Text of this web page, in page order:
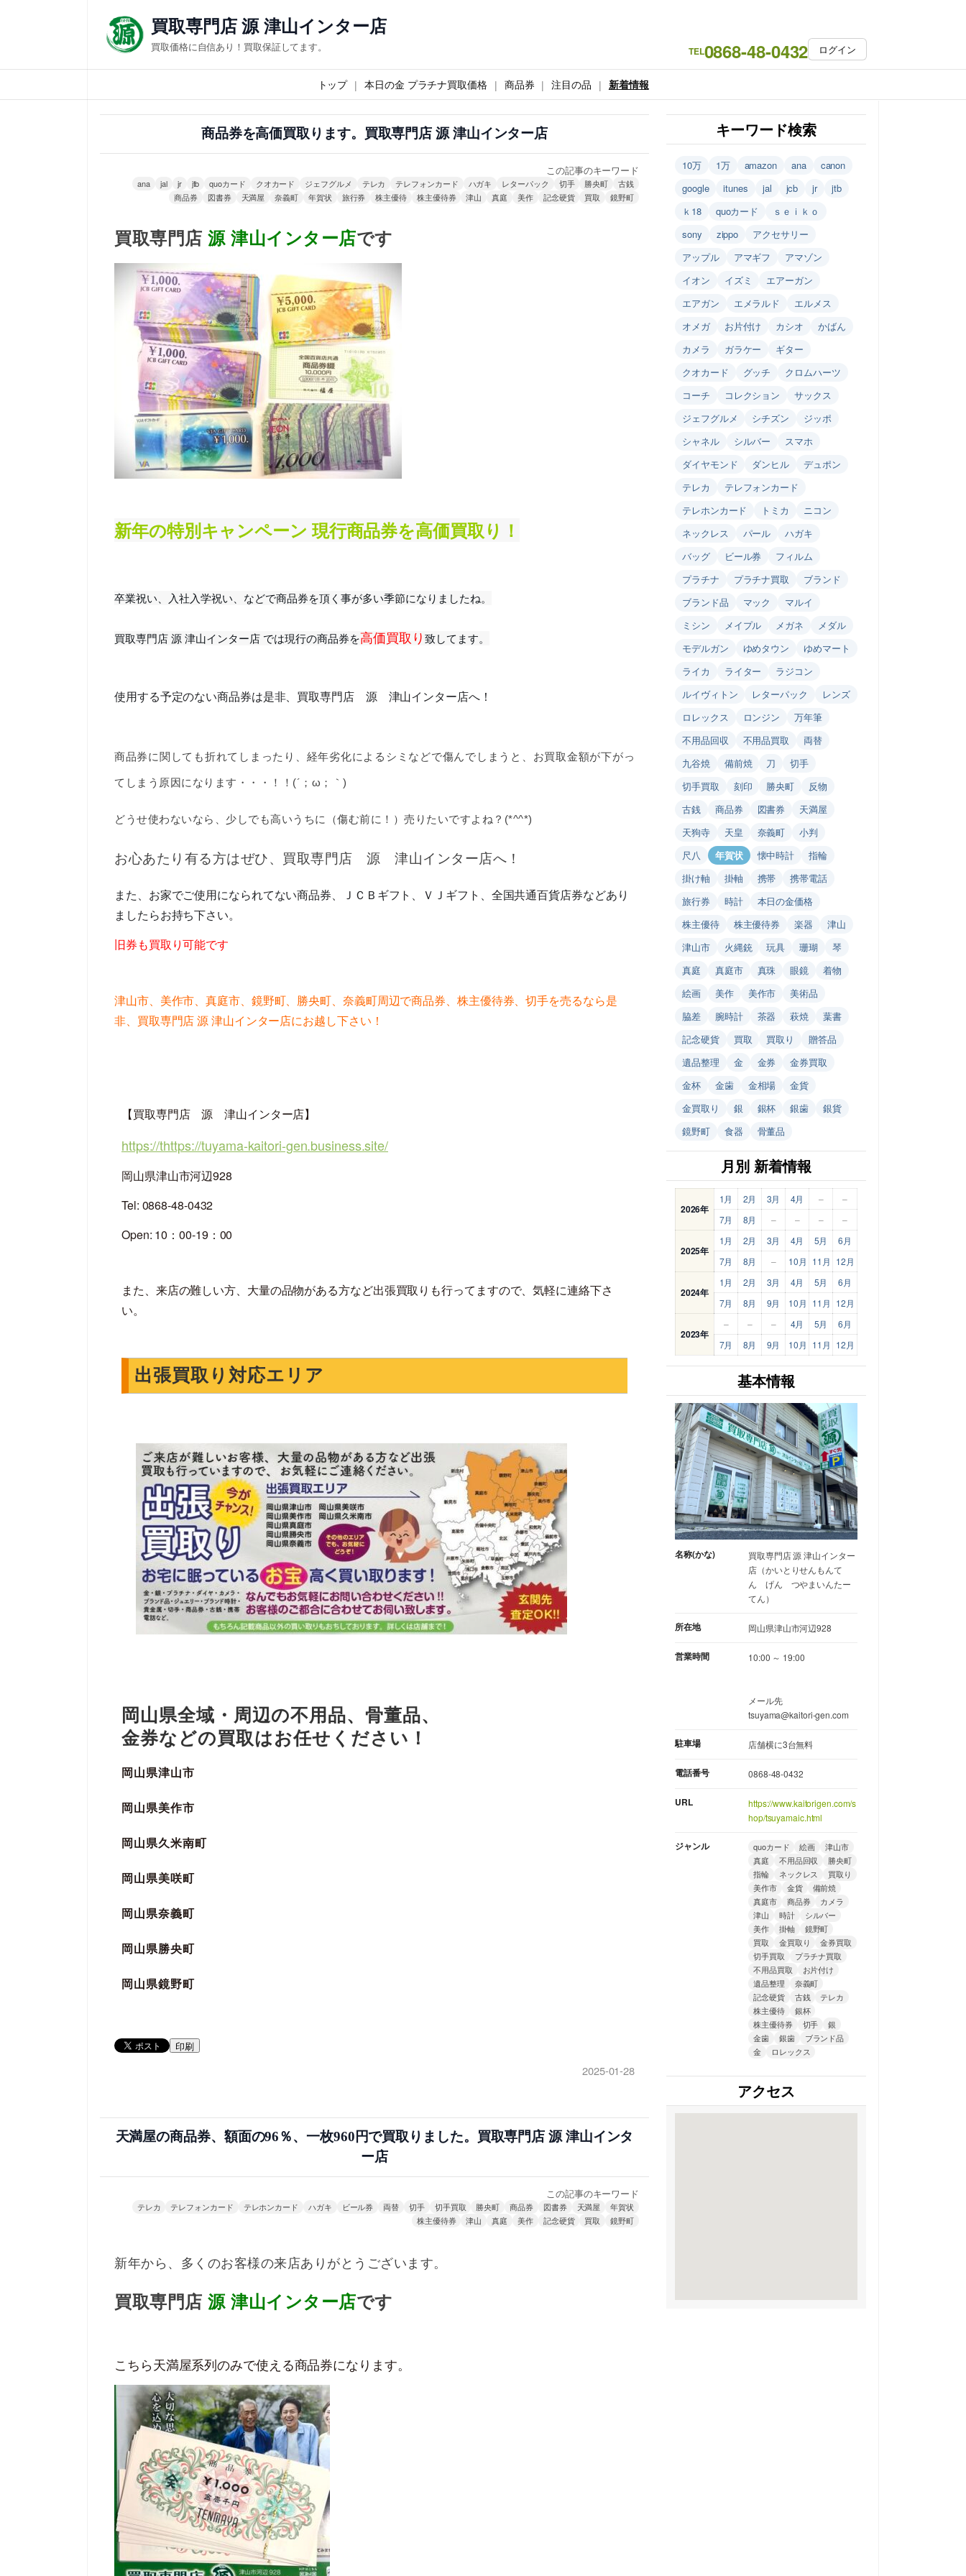
ス
キ
買取専門店 源 津山インター店
買取価格に自信あり！買取保証してます。 TEL0868-48-0432 ログイン
トップ 本日の金 プラチナ買取価格 商品券 注目の品 新着情報
商品券を高価買取ります。買取専門店 源 津山インター店
この記事のキーワード
ana jal jr jtb quoカード クオカード ジェフグルメ テレカ テレフォンカード ハガキ レターパック 切手 勝央町
古銭
商品券
図書券 天満屋 奈義町 年賀状 旅行券 株主優待 株主優待券 津山 真庭 美作 記念硬貨 買取 鏡野町
買取専門店 源 津山インター店です
新年の特別キャンペーン 現行商品券を高価買取り！
卒業祝い、入社入学祝い、などで商品券を頂く事が多い季節になりましたね。
買取専門店 源 津山インター店 では現行の商品券を高価買取り 致してます。
使用する予定のない商品券は是非、買取専門店 源 津山インター店へ！
商品券に関しても折れてしまったり、経年劣化によるシミなどで傷んでしまうと、お買取金額が下がっ
てしまう原因になります・・・！！(´；ω；｀)
どうせ使わないなら、少しでも高いうちに（傷む前に！）売りたいですよね？(*^^*)
お心あたり有る方はぜひ、買取専門店 源 津山インター店へ！
また、お家でご使用になられてない商品券、ＪＣＢギフト、ＶＪギフト、全国共通百貨店券などあり
ましたらお持ち下さい。
旧券も買取り可能です
津山市、美作市、真庭市、鏡野町、勝央町、奈義町周辺で商品券、株主優待券、切手を売るなら是
非、買取専門店 源 津山インター店にお越し下さい！
【買取専門店 源 津山インター店】
https://thttps://tuyama-kaitori-gen.business.site/
岡山県津山市河辺928
Tel: 0868-48-0432
Open: 10：00-19：00
また、来店の難しい方、大量の品物がある方など出張買取りも行ってますので、気軽に連絡下さ
い。
出張買取り対応エリア
岡山県全域・周辺の不用品、骨董品、
金券などの買取はお任せください！
岡山県津山市
岡山県美作市
岡山県久米南町
岡山県美咲町
岡山県奈義町
岡山県勝央町
岡山県鏡野町
印刷
2025-01-28
天満屋の商品券、額面の96％、一枚960円で買取りました。買取専門店 源 津山インタ
ー店
この記事のキーワード
テレカ テレフォンカード テレホンカード ハガキ ビール券 両替 切手 切手買取 勝央町 商品券 図書券 天満屋
年賀状
株主優待券
津山 真庭 美作 記念硬貨 買取 鏡野町
新年から、多くのお客様の来店ありがとうございます。
買取専門店 源 津山インター店です
こちら天満屋系列のみで使える商品券になります。
キーワード検索
10万 1万 amazon ana
canon
google
itunes jal jcb jr
jtb
ｋ18
quoカード
ｓｅｉｋｏ
sony
zippo
アクセサリー
アップル
アマギフ
アマゾン
イオン
イズミ
エアーガン
エアガン
エメラルド
エルメス
オメガ
お片付け カシオ
かばん
カメラ
ガラケー
ギター
クオカード
グッチ
クロムハーツ
コーチ
コレクション
サックス
ジェフグルメ
シチズン
ジッポ
シャネル
シルバー
スマホ
ダイヤモンド
ダンヒル
デュポン
テレカ
テレフォンカード
テレホンカード
トミカ
ニコン
ネックレス
パール
ハガキ
バッグ
ビール券
フィルム
プラチナ
プラチナ買取
ブランド
ブランド品
マック
マルイ
ミシン
メイプル メガネ
メダル
モデルガン
ゆめタウン
ゆめマート
ライカ
ライター
ラジコン
ルイヴィトン
レターパック
レンズ
ロレックス
ロンジン
万年筆
不用品回収
不用品買取
両替
九谷焼
備前焼 刀
切手
切手買取
刻印 勝央町
反物
古銭
商品券 図書券
天満屋
天狗寺
天皇 奈義町
小判
尺八
年賀状 懐中時計
指輪
掛け軸
掛軸 携帯
携帯電話
旅行券
時計
本日の金価格
株主優待
株主優待券 楽器
津山
津山市
火縄銃 玩具 珊瑚
琴
真庭
真庭市 真珠 眼鏡
着物
絵画
美作 美作市
美術品
脇差
腕時計 茶器 萩焼
葉書
記念硬貨
買取 買取り
贈答品
遺品整理
金 金券
金券買取
金杯
金歯 金相場
金貨
金買取り
銀 銀杯 銀歯
銀貨
鏡野町
食器 骨董品
月別 新着情報
2026年
1月 2月 3月 4月 –
–
7月
8月 – – – –
2025年
1月 2月 3月 4月 5月
6月
7月
8月 – 10月 11月 12月
2024年
1月 2月 3月 4月 5月
6月
7月
8月 9月 10月 11月 12月
2023年
– – – 4月 5月
6月
7月
8月 9月 10月 11月 12月
基本情報
名称(かな)
買取専門店 源 津山インター
店（かいとりせんもんて
ん げん つやまいんたー
てん）
所在地 岡山県津山市河辺928
営業時間 10:00 ～ 19:00
メール先
tsuyama@kaitori-gen.com
駐車場 店舗横に3台無料
電話番号 0868-48-0432
URL
https://www.kaitorigen.com/s
hop/tsuyamaic.html
ジャンル quoカード 絵画
津山市
真庭
不用品回収
勝央町
指輪
ネックレス
買取り
美作市
金貨
備前焼
真庭市
商品券
カメラ
津山
時計
シルバー
美作
掛軸
鏡野町
買取
金買取り
金券買取
切手買取
プラチナ買取
不用品買取
お片付け
遺品整理
奈義町
記念硬貨
古銭
テレカ
株主優待
銀杯
株主優待券
切手
銀
金歯
銀歯
ブランド品
金
ロレックス
アクセス